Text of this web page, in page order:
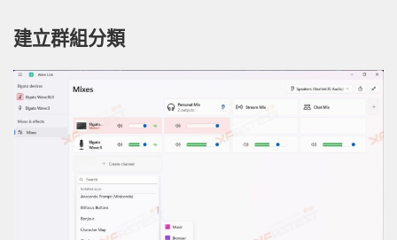
建立群組分類